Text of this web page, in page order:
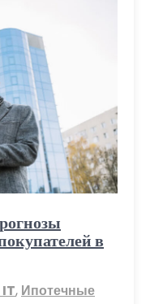
в
, Ипотечные